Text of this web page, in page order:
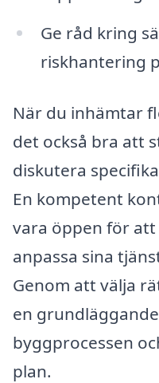
Ge råd kring
riskhantering
När du inhämtar
det också bra att
diskutera
En kompetent
vara öppen för
anpassa sina
Genom att välja
en
byggprocessen
plan.